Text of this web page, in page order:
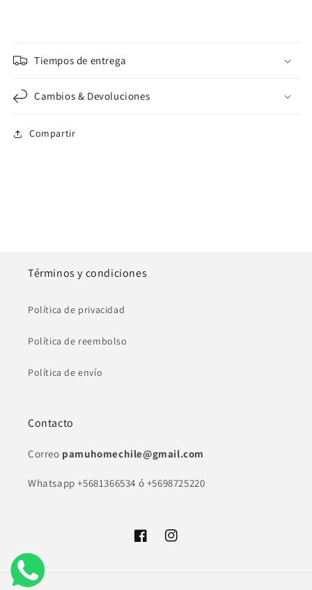
Tiempos de entrega
Cambios & Devoluciones
Compartir
Términos y condiciones
Política de privacidad
Política de reembolso
Política de envío
Contacto
Correo pamuhomechile@gmail.com
Whatsapp +5681366534 ó +5698725220
FacebookInstagram